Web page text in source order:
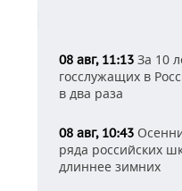
08 авг, 11:13 За 10
госслужащих в
в два раза
08 авг, 10:43
ряда российских
длиннее зимних